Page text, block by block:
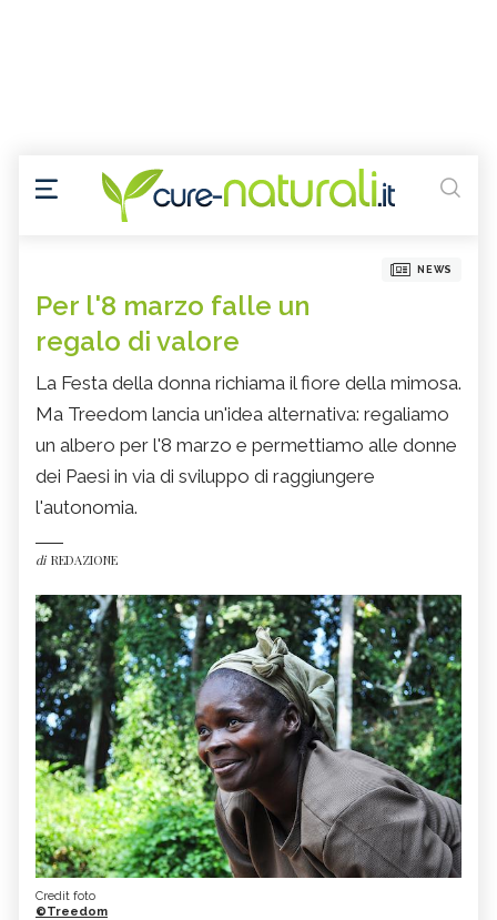
NEWS
Per l'8 marzo falle un
regalo di valore
La Festa della donna richiama il fiore della mimosa.
Ma Treedom lancia un'idea alternativa: regaliamo
un albero per l'8 marzo e permettiamo alle donne
dei Paesi in via di sviluppo di raggiungere
l'autonomia.
di REDAZIONE
Credit foto
©Treedom